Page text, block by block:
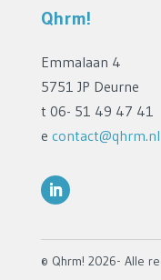
Qhrm!
Emmalaan 4
5751 JP Deurne
t 06- 51 49 47 41
e contact@qhrm.nl
© Qhrm! 2026- Alle